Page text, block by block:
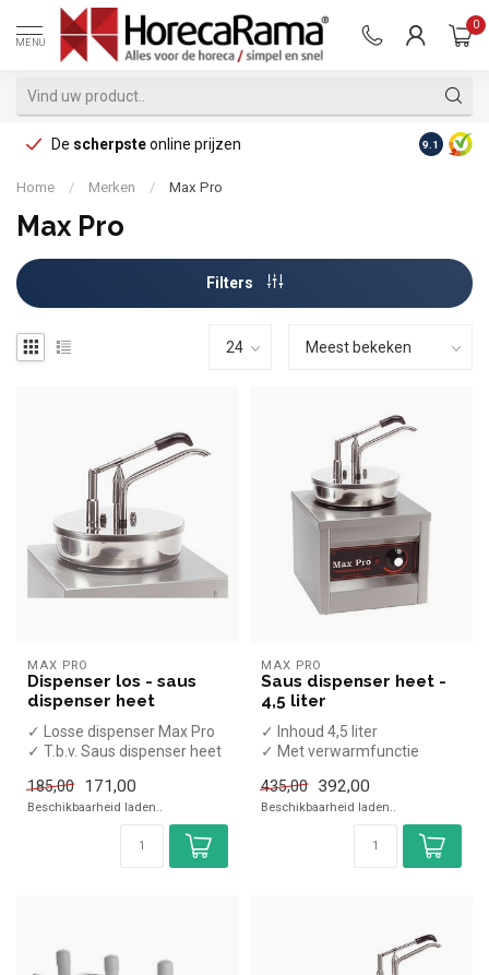
MENU
0
De scherpsteonline prijzen Op
9.1
Home / Merken / Max Pro
Max Pro
Filters
MAX PRO
Dispenser los - saus
dispenser heet
✓ Losse dispenser Max Pro
✓ T.b.v. Saus dispenser heet
185,00
171,00
Beschikbaarheid laden..
MAX PRO
Saus dispenser heet -
4,5 liter
✓ Inhoud 4,5 liter
✓ Met verwarmfunctie
435,00
392,00
Beschikbaarheid laden..